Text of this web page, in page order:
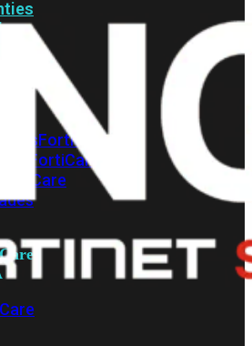
FortiCare
FortiCare